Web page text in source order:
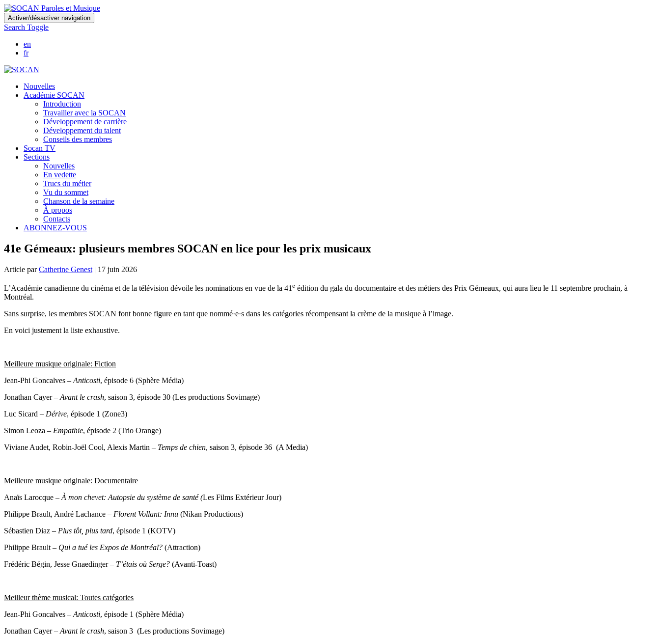
Skip
to
main
content
Activer/désactiver navigation
Search Toggle
en
fr
Nouvelles
Académie SOCAN
Introduction
Travailler avec la SOCAN
Développement de carrière
Développement du talent
Conseils des membres
Socan TV
Sections
Nouvelles
En vedette
Trucs du métier
Vu du sommet
Chanson de la semaine
À propos
Contacts
ABONNEZ-VOUS
41e Gémeaux: plusieurs membres SOCAN en lice pour les prix musicaux
Article parCatherine Genest | 17 juin 2026
L’Académie canadienne du cinéma et de la télévision dévoile les nominations en vue de la 41 e édition du gala du documentaire et des métiers des Prix Gémeaux, qui aura lieu le 11 septembre prochain, à
Montréal.
Sans surprise, les membres SOCAN font bonne figure en tant que nommé·e·s dans les catégories récompensant la crème de la musique à l’image.
En voici justement la liste exhaustive.
Meilleure musique originale: Fiction
Jean-Phi Goncalves – Anticosti, épisode 6 (Sphère Média)
Jonathan Cayer – Avant le crash, saison 3, épisode 30 (Les productions Sovimage)
Luc Sicard – Dérive, épisode 1 (Zone3)
Simon Leoza – Empathie, épisode 2 (Trio Orange)
Viviane Audet, Robin-Joël Cool, Alexis Martin – Temps de chien, saison 3, épisode 36 (A Media)
Meilleure musique originale: Documentaire
Anaïs Larocque – À mon chevet: Autopsie du système de santé (Les Films Extérieur Jour)
Philippe Brault, André Lachance – Florent Vollant: Innu (Nikan Productions)
Sébastien Diaz – Plus tôt, plus tard, épisode 1 (KOTV)
Philippe Brault – Qui a tué les Expos de Montréal? (Attraction)
Frédéric Bégin, Jesse Gnaedinger – T’étais où Serge? (Avanti-Toast)
Meilleur thème musical: Toutes catégories
Jean-Phi Goncalves – Anticosti, épisode 1 (Sphère Média)
Jonathan Cayer – Avant le crash, saison 3 (Les productions Sovimage)